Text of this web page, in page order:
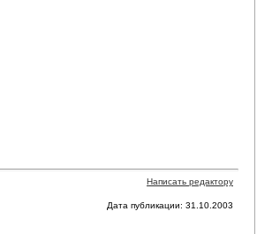
Написать редактору
Дата публикации: 31.10.2003